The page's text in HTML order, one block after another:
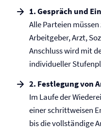
1. Gespräch und
Alle Parteien
Arbeitgeber, Arzt,
Anschluss wird mit
individueller
2. Festlegung von
Im Laufe der
einer schrittweisen
bis die vollständige